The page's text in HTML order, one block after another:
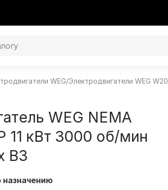
WEG/Электродвигатели WEG W20
WEG NEMA
11 кВт 3000 об/мин
В3
назначению